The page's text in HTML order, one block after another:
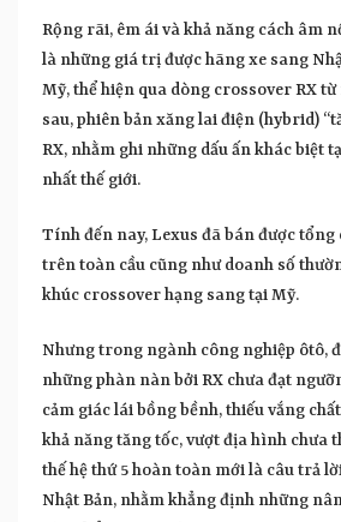
Rộng rãi, êm ái và khả năng cách âm
là những giá trị được hãng xe sang
Mỹ, thể hiện qua dòng crossover RX từ
sau, phiên bản xăng lai điện (hybrid)
RX, nhằm ghi những dấu ấn khác biệt
nhất thế giới.
Tính đến nay, Lexus đã bán được tổng
trên toàn cầu cũng như doanh số
khúc crossover hạng sang tại Mỹ.
Nhưng trong ngành công nghiệp ôtô,
những phàn nàn bởi RX chưa đạt
cảm giác lái bồng bềnh, thiếu vắng
khả năng tăng tốc, vượt địa hình chưa
thế hệ thứ 5 hoàn toàn mới là câu trả
Nhật Bản, nhằm khẳng định những